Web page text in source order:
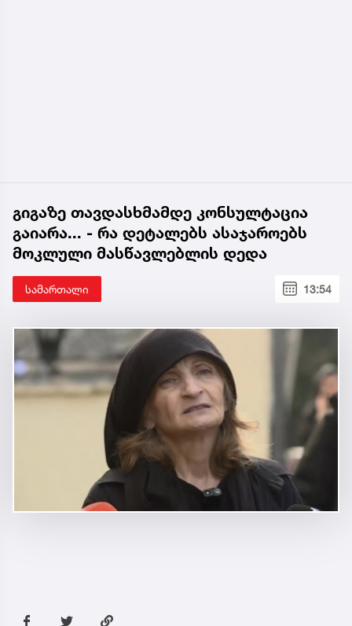
გიგაზე თავდასხმამდე კონსულტაცია
გაიარა... - რა დეტალებს ასაჯაროებს
მოკლული მასწავლებლის დედა
სამართალი 13:54